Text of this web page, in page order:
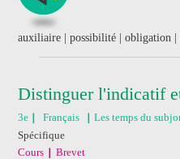
auxiliaire | possibilité | obligation |
Distinguer l'indicatif
3e Français
Les temps du
Spécifique
Cours
Brevet